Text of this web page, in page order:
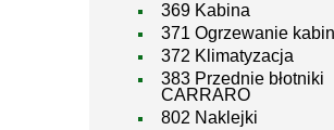
369 Kabina
371 Ogrzewanie
372 Klimatyzacja
383 Przednie błotniki
CARRARO
802 Naklejki